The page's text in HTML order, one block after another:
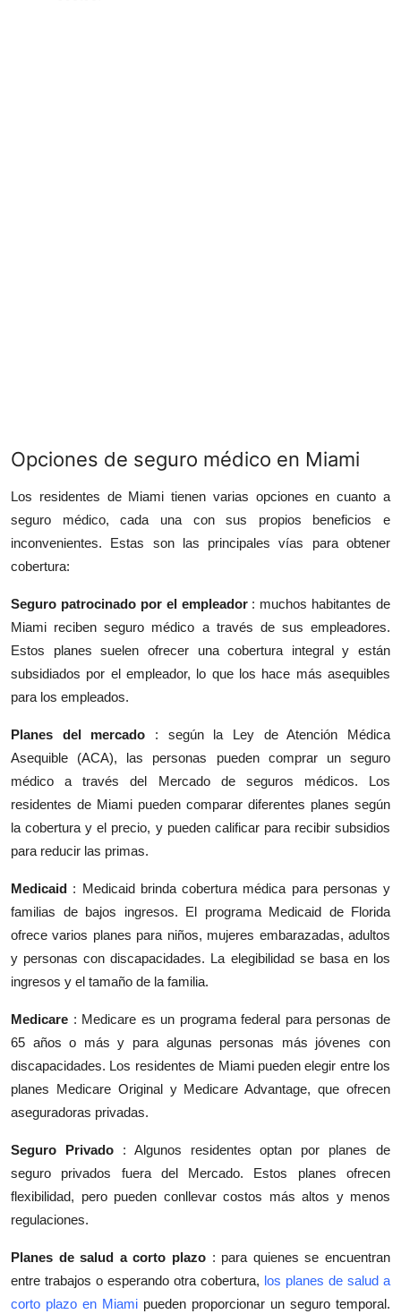
Opciones de seguro médico en Miami
Los residentes de Miami tienen varias opciones en cuanto a
seguro médico, cada una con sus propios beneficios e
inconvenientes. Estas son las principales vías para obtener
cobertura:
Seguro patrocinado por el empleador : muchos habitantes de
Miami reciben seguro médico a través de sus empleadores.
Estos planes suelen ofrecer una cobertura integral y están
subsidiados por el empleador, lo que los hace más asequibles
para los empleados.
Planes del mercado : según la Ley de Atención Médica
Asequible (ACA), las personas pueden comprar un seguro
médico a través del Mercado de seguros médicos. Los
residentes de Miami pueden comparar diferentes planes según
la cobertura y el precio, y pueden calificar para recibir subsidios
para reducir las primas.
Medicaid : Medicaid brinda cobertura médica para personas y
familias de bajos ingresos. El programa Medicaid de Florida
ofrece varios planes para niños, mujeres embarazadas, adultos
y personas con discapacidades. La elegibilidad se basa en los
ingresos y el tamaño de la familia.
Medicare : Medicare es un programa federal para personas de
65 años o más y para algunas personas más jóvenes con
discapacidades. Los residentes de Miami pueden elegir entre los
planes Medicare Original y Medicare Advantage, que ofrecen
aseguradoras privadas.
Seguro Privado : Algunos residentes optan por planes de
seguro privados fuera del Mercado. Estos planes ofrecen
flexibilidad, pero pueden conllevar costos más altos y menos
regulaciones.
Planes de salud a corto plazo : para quienes se encuentran
entre trabajos o esperando otra cobertura, los planes de salud a
corto plazo en Miami pueden proporcionar un seguro temporal.